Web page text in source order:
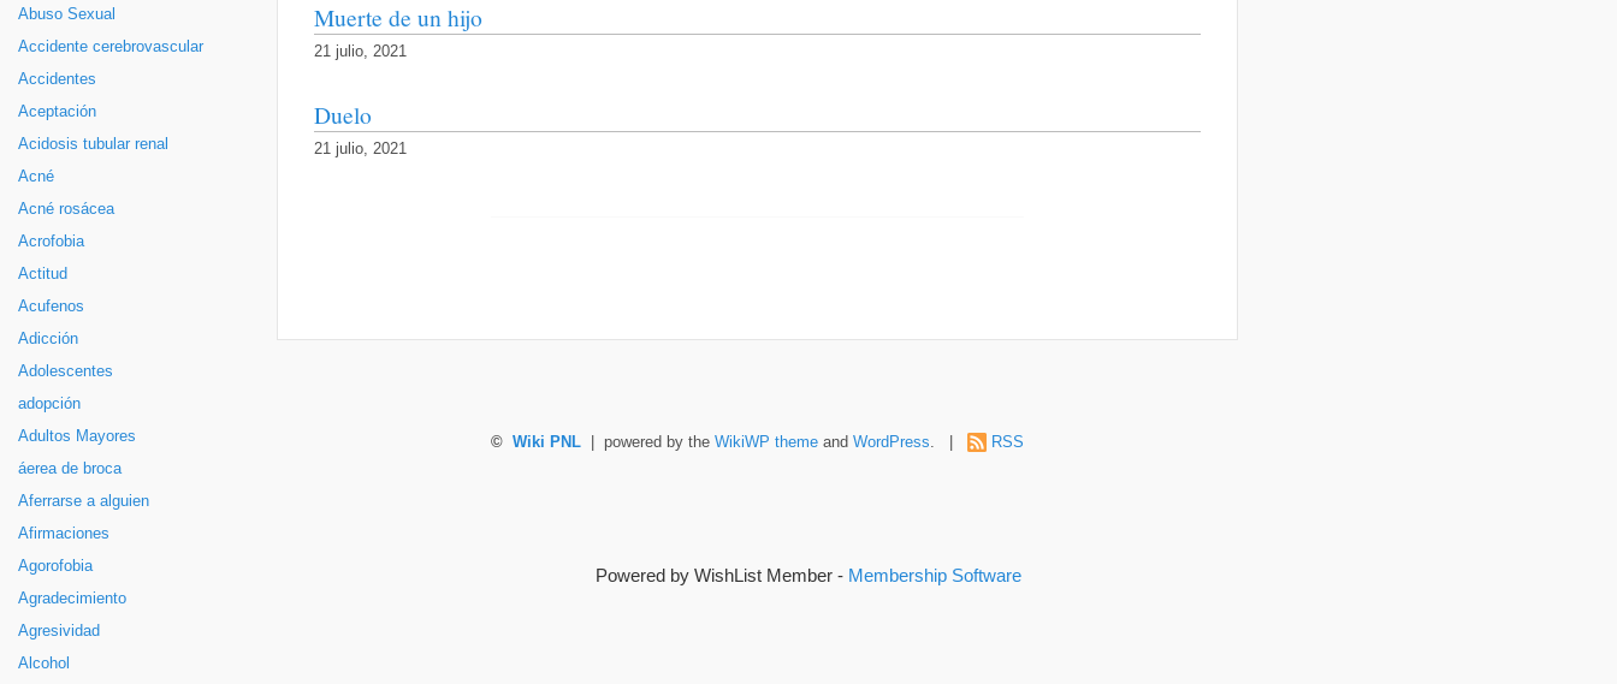
Abuso Sexual
Accidente cerebrovascular
Accidentes
Aceptación
Acidosis tubular renal
Acné
Acné rosácea
Acrofobia
Actitud
Acufenos
Adicción
Adolescentes
adopción
Adultos Mayores
áerea de broca
Aferrarse a alguien
Afirmaciones
Agorofobia
Agradecimiento
Agresividad
Alcohol
Muerte de un hijo
21 julio, 2021
Duelo
21 julio, 2021
© Wiki PNL | powered by the WikiWP theme and WordPress. | RSS
Powered by WishList Member - Membership Software